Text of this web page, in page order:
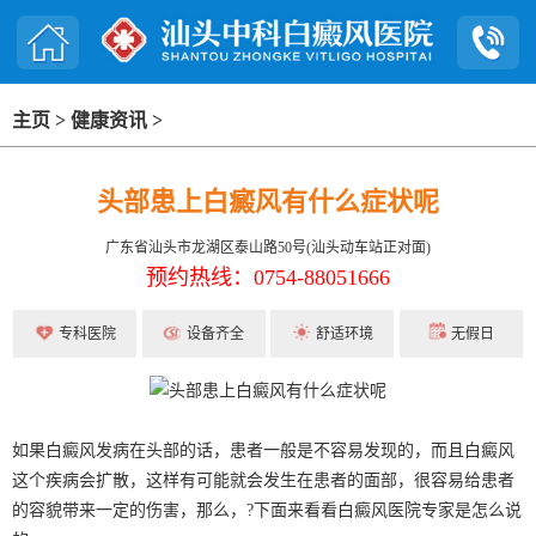
主页 > 健康资讯 >
头部患上白癜风有什么症状呢
广东省汕头市龙湖区泰山路50号(汕头动车站正对面)
预约热线：0754-88051666
专科医院 设备齐全 舒适环境 无假日
如果白癜风发病在头部的话，患者一般是不容易发现的，而且白癜风
这个疾病会扩散，这样有可能就会发生在患者的面部，很容易给患者
的容貌带来一定的伤害，那么，?下面来看看白癜风医院专家是怎么说